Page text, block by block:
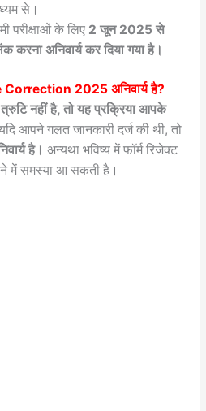
से।
परीक्षाओं के लिए 2 जून 2025 से
अनिवार्य कर दिया गया है।
Correction 2025 अनिवार्य है?
नहीं है, तो यह प्रक्रिया आपके
आपने गलत जानकारी दर्ज की थी, तो
है। अन्यथा भविष्य में फॉर्म रिजेक्ट
में समस्या आ सकती है।